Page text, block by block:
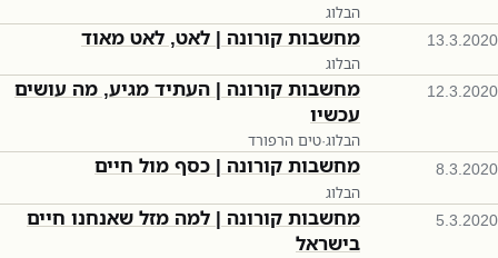
הבלוג
13.3.2020 מחשבות קורונה | לאט, לאט מאוד
הבלוג
12.3.2020
מחשבות קורונה | העתיד מגיע, מה עושים
עכשיו
הבלוג·טים הרפורד
8.3.2020 מחשבות קורונה | כסף מול חיים
הבלוג
5.3.2020
מחשבות קורונה | למה מזל שאנחנו חיים
בישראל